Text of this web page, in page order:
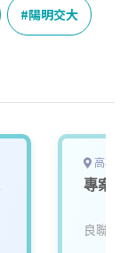
陽明交大
高雄
專案
良聯工